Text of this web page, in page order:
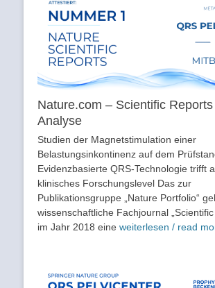
Nature.com – Scientific
Analyse
Studien der Magnetstimulation einer
Belastungsinkontinenz auf dem
Evidenzbasierte QRS-Technologie trifft
klinisches Forschungslevel Das zur
Publikationsgruppe „Nature Portfolio“
wissenschaftliche Fachjournal
im Jahr 2018 eine weiterlesen / read